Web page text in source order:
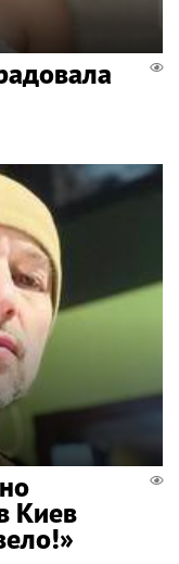
Киев